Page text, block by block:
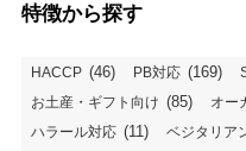
特徴から探す
HACCP (46) PB対応 (169)
お土産・ギフト向け (85) オー
ハラール対応 (11) ベジタリア